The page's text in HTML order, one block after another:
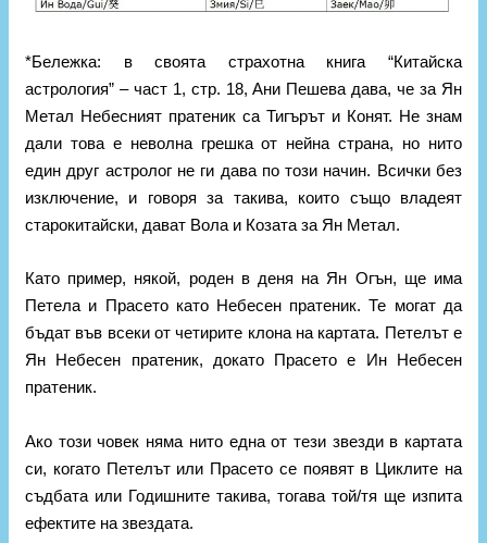
*Бележка: в своята страхотна книга “Китайска
астрология” – част 1, стр. 18, Ани Пешева дава, че за Ян
Метал Небесният пратеник са Тигърът и Конят. Не знам
дали това е неволна грешка от нейна страна, но нито
един друг астролог не ги дава по този начин. Всички без
изключение, и говоря за такива, които също владеят
старокитайски, дават Вола и Козата за Ян Метал.
Като пример, някой, роден в деня на Ян Огън, ще има
Петела и Прасето като Небесен пратеник. Те могат да
бъдат във всеки от четирите клона на картата. Петелът е
Ян Небесен пратеник, докато Прасето е Ин Небесен
пратеник.
Ако този човек няма нито една от тези звезди в картата
си, когато Петелът или Прасето се появят в Циклите на
съдбата или Годишните такива, тогава той/тя ще изпита
ефектите на звездата.